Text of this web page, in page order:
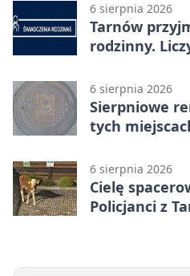
6 sierpnia 2026
Tarnów
rodzinny.
6 sierpnia 2026
Sierpniowe
tych
6 sierpnia 2026
Cielę
Policjanci z